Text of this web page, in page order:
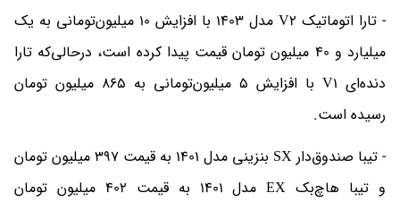
- تارا اتوماتیک V2 مدل 1403 با افزایش 10 میلیون‌تومانی به یک
میلیارد و 40 میلیون تومان قیمت پیدا کرده است، درحالی‌که تارا
دنده‌ای V1 با افزایش 5 میلیون‌تومانی به 865 میلیون تومان
رسیده است.
- تیبا صندوق‌دار SX بنزینی مدل 1401 به قیمت 397 میلیون تومان
و تیبا هاچ‌بک EX مدل 1401 به قیمت 402 میلیون تومان